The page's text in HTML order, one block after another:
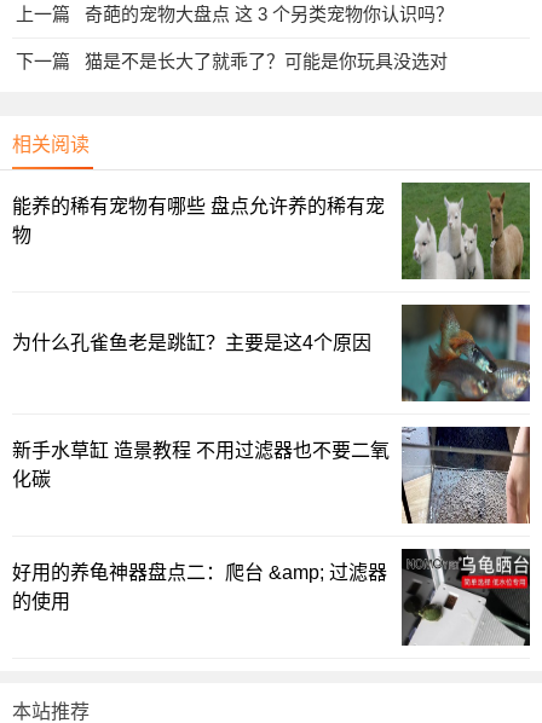
迷你驴是一种杂交动物，有黑色、灰色、棕色等多种花
NO3 茶杯猪
上一篇 奇葩的宠物大盘点 这 3 个另类宠物你认识吗？
下一篇 猫是不是长大了就乖了？可能是你玩具没选对
相关阅读
能养的稀有宠物有哪些 盘点允许养的稀有宠
物
为什么孔雀鱼老是跳缸？主要是这4个原因
新手水草缸 造景教程 不用过滤器也不要二氧
化碳
好用的养龟神器盘点二：爬台 &amp; 过滤器
的使用
本站推荐